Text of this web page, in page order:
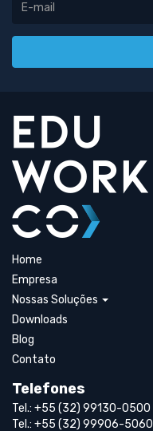
Home
Empresa
Nossas Soluções
Downloads
Blog
Contato
Telefones
Tel.: +55 (32) 99130-0500
Tel.: +55 (32) 99906-5060